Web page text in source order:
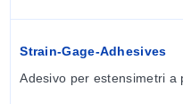
Strain-Gage-Adhesives
Adesivo per estensimetri a